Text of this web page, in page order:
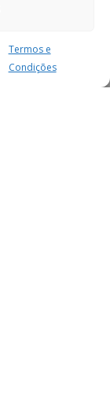
Termos e
Condições